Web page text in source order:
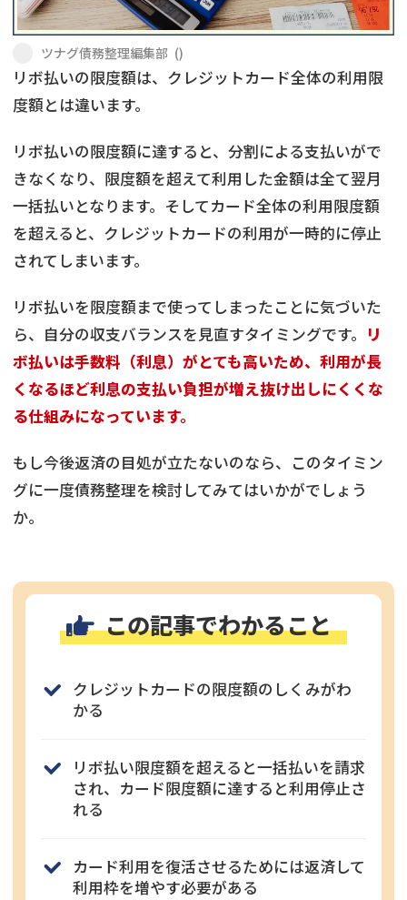
消費者金融・サラ金
過払金
借金問題
ツナグ債務整理編集部 ()
リボ払いの限度額は、クレジットカード全体の利用限
度額とは違います。
リボ払いの限度額に達すると、分割による支払いがで
きなくなり、限度額を超えて利用した金額は全て翌月
一括払いとなります。そしてカード全体の利用限度額
を超えると、クレジットカードの利用が一時的に停止
されてしまいます。
リボ払いを限度額まで使ってしまったことに気づいた
ら、自分の収支バランスを見直すタイミングです。 リ
ボ払いは手数料（利息）がとても高いため、利用が長
くなるほど利息の支払い負担が増え抜け出しにくくな
る仕組みになっています。
もし今後返済の目処が立たないのなら、このタイミン
グに一度債務整理を検討してみてはいかがでしょう
か。
この記事でわかること
クレジットカードの限度額のしくみがわ
かる
リボ払い限度額を超えると一括払いを請求
され、カード限度額に達すると利用停止さ
れる
カード利用を復活させるためには返済して
利用枠を増やす必要がある